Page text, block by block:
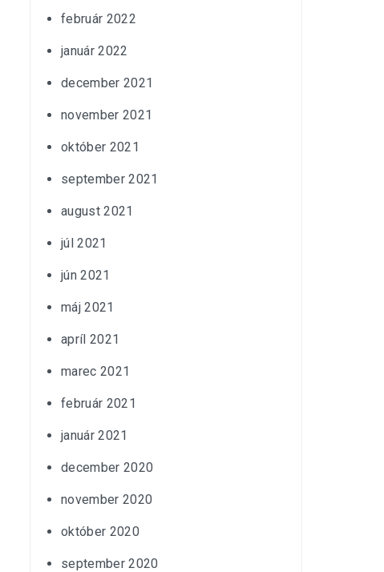
február 2022
január 2022
december 2021
november 2021
október 2021
september 2021
august 2021
júl 2021
jún 2021
máj 2021
apríl 2021
marec 2021
február 2021
január 2021
december 2020
november 2020
október 2020
september 2020